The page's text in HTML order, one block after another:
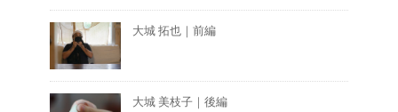
大城 拓也｜前編
大城 美枝子｜後編